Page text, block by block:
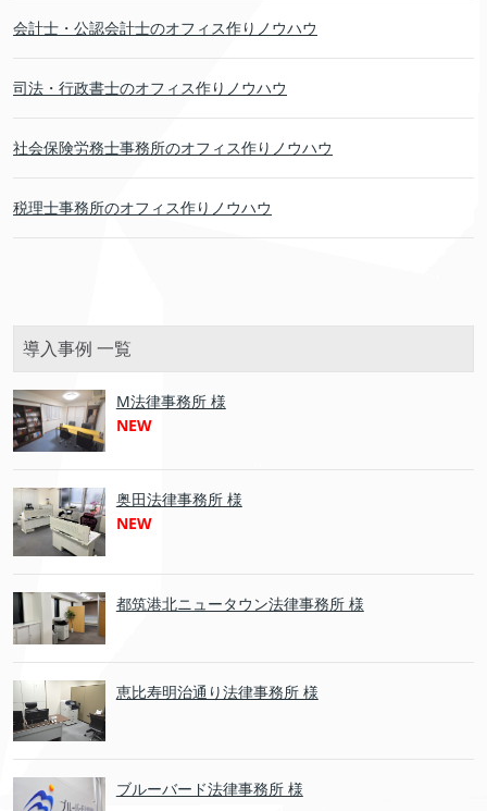
会計士・公認会計士のオフィス作りノウハウ
司法・行政書士のオフィス作りノウハウ
社会保険労務士事務所のオフィス作りノウハウ
税理士事務所のオフィス作りノウハウ
導入事例 一覧
M法律事務所 様
NEW
奥田法律事務所 様
NEW
都筑港北ニュータウン法律事務所 様
恵比寿明治通り法律事務所 様
ブルーバード法律事務所 様